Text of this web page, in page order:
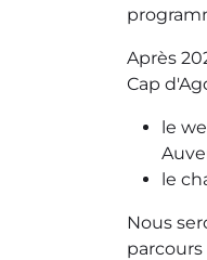
Après
Cap
le
le
Nous